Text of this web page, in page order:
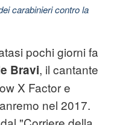
carabinieri contro la
pochi giorni fa
Bravi, il cantante
X Factor e
nel 2017.